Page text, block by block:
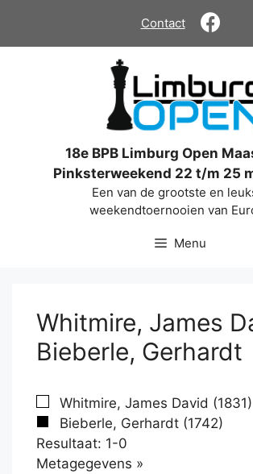
de
Contact
18e BPB Limburg Open
Pinksterweekend 22 t/m 25
Een van de grootste en
weekendtoernooien van
Menu
Whitmire, James
Bieberle, Gerhardt
Whitmire, James David (1831)
Bieberle, Gerhardt (1742)
Resultaat: 1-0
Metagegevens »